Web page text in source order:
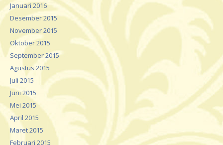
Januari 2016
Desember 2015
November 2015
Oktober 2015
September 2015
Agustus 2015
Juli 2015
Juni 2015
Mei 2015
April 2015
Maret 2015
Februari 2015